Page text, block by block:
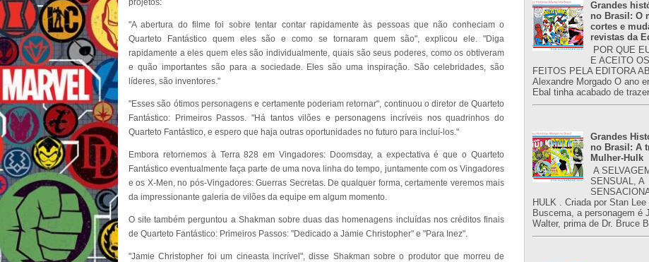
projetos:
"A abertura do filme foi sobre tentar contar rapidamente às pessoas que não conheciam o
Quarteto Fantástico quem eles são e como se tornaram quem são", explicou ele. "Diga
rapidamente a eles quem eles são individualmente, quais são seus poderes, como os obtiveram
e quão importantes são para a sociedade. Eles são uma inspiração. São celebridades, são
líderes, são inventores."
"Esses são ótimos personagens e certamente poderiam retornar", continuou o diretor de Quarteto
Fantástico: Primeiros Passos. "Há tantos vilões e personagens incríveis nos quadrinhos do
Quarteto Fantástico, e espero que haja outras oportunidades no futuro para incluí-los."
Embora retornemos à Terra 828 em Vingadores: Doomsday, a expectativa é que o Quarteto
Fantástico eventualmente faça parte de uma nova linha do tempo, juntamente com os Vingadores
e os X-Men, no pós-Vingadores: Guerras Secretas. De qualquer forma, certamente veremos mais
da impressionante galeria de vilões da equipe em algum momento.
O site também perguntou a Shakman sobre duas das homenagens incluídas nos créditos finais
de Quarteto Fantástico: Primeiros Passos: "Dedicado a Jamie Christopher" e "Para Inez".
"Jamie Christopher foi um cineasta incrível", disse Shakman sobre o produtor que morreu de
Grandes
no Brasil: O
cortes e
revistas da
POR QUE
E ACEITO
FEITOS PELA EDITORA
Alexandre Morgado O ano
Ebal tinha acabado de
Grandes
no Brasil: A
Mulher-Hulk
A
SENSUAL, A
HULK . Criada por Stan Lee
Buscema, a personagem é
Walter, prima de Dr. Bruce